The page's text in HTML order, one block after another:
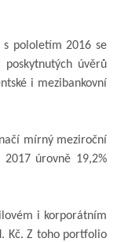
s pololetím 2016 se
úvěrů
i mezibankovní
mírný meziroční
úrovně 19,2%
i korporátním
Kč. Z toho portfolio